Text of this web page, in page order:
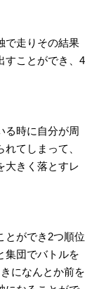
で走りその結果
すことができ、4
る時に自分が周
てしまって、
大きく落とすレ
とができ2つ順位
集団でバトルを
になんとか前を